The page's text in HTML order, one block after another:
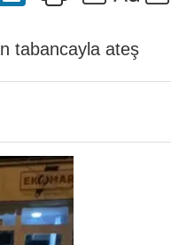
tabancayla ateş